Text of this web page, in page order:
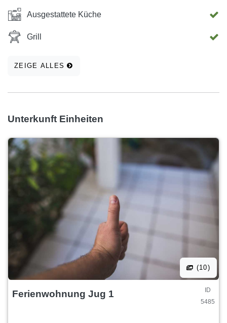
Ausgestattete Küche
Grill
ZEIGE ALLES
Unterkunft Einheiten
(10)
Ferienwohnung Jug 1
ID
5485